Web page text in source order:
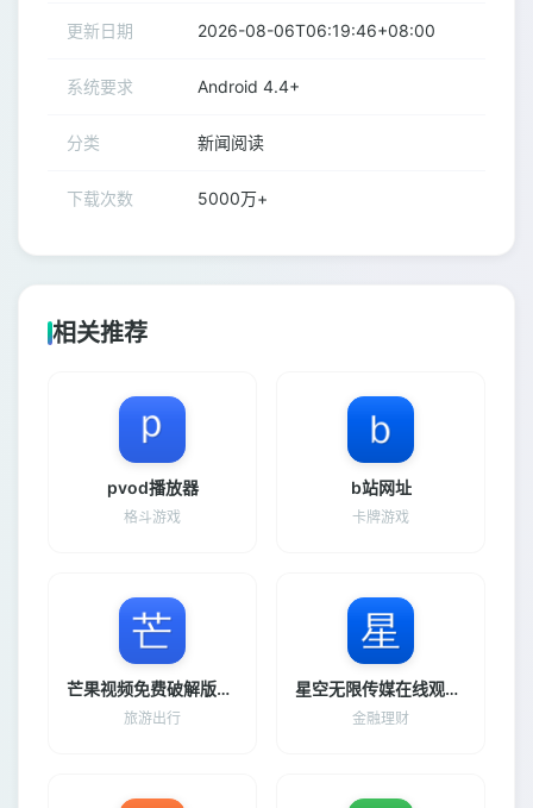
更新日期 2026-08-06T06:19:46+08:00
系统要求 Android 4.4+
分类 新闻阅读
下载次数 5000万+
相关推荐
pvod播放器
格斗游戏
b站网址
卡牌游戏
芒果视频免费破解版下载并安装
旅游出行
星空无限传媒在线观看电视剧
金融理财